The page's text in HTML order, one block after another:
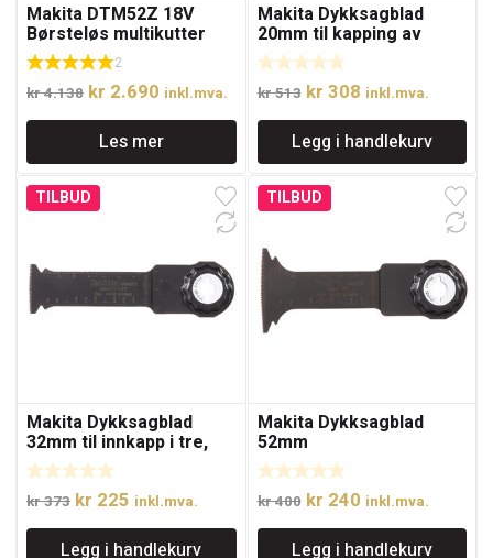
Makita DTM52Z 18V
Børsteløs multikutter
uten batteri
2
kr4.138 Opprinnelig
pris
var:
kr 4.138.
kr 2.690 Nåværende
pris
er:
kr 2.690.
inkl.mva.
Les mer
Makita Dykksagblad
20mm til kapping av
metall, rustfritt, plast og
glassfiber, Starlock
kr513 Opprinnelig
pris
var:
kr 513.
kr 308Nåværende
pris
er:
kr 308.
inkl.mva.
Legg i handlekurv
TILBUD
Makita Dykksagblad
32mm til innkapp i tre,
metall og plast, Starlock
Plus
kr373 Opprinnelig
pris
kr 225 Nåværende
pris
inkl.mva.
Legg i handlekurv
TILBUD
Makita Dykksagblad
52mm
kr400 Opprinnelig
pris
kr 240Nåværende
pris
inkl.mva.
Legg i handlekurv